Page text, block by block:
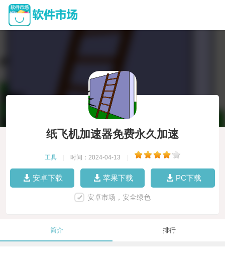
纸飞机加速器免费永久加速
工具 时间：2024-04-13
安卓下载 苹果下载 PC下载
安卓市场，安全绿色
简介 排行